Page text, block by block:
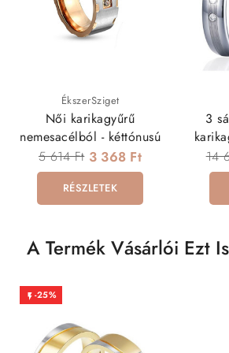
ÉkszerSziget
Női karikagyűrű
nemesacélból - kéttónusú
5 614 Ft 3 368 Ft
RÉSZLETEK
3
14
A Termék Vásárlói Ezt
 -25%